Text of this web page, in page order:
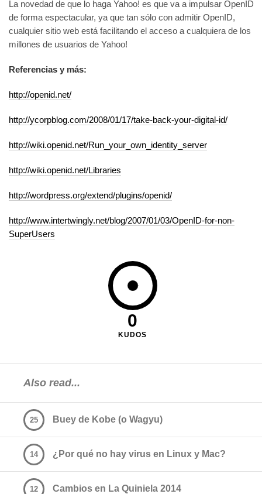
La novedad de que lo haga Yahoo! es que va a impulsar OpenID
de forma espectacular, ya que tan sólo con admitir OpenID,
cualquier sitio web está facilitando el acceso a cualquiera de los
millones de usuarios de Yahoo!
Referencias y más:
http://openid.net/
http://ycorpblog.com/2008/01/17/take-back-your-digital-id/
http://wiki.openid.net/Run_your_own_identity_server
http://wiki.openid.net/Libraries
http://wordpress.org/extend/plugins/openid/
http://www.intertwingly.net/blog/2007/01/03/OpenID-for-non-
SuperUsers
0
KUDOS
Also read...
Buey de Kobe (o Wagyu)
25
¿Por qué no hay virus en Linux y Mac?
14
Cambios en La Quiniela 2014
12